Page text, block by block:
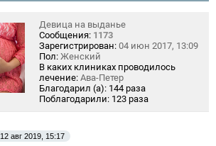
Девица на выданье
Сообщения: 1173
Зарегистрирован: 04 июн 2017, 13:09
Пол: Женский
В каких клиниках проводилось
лечение: Ава-Петер
Благодарил (а): 144 раза
Поблагодарили: 123 раза
12 авг 2019, 15:17